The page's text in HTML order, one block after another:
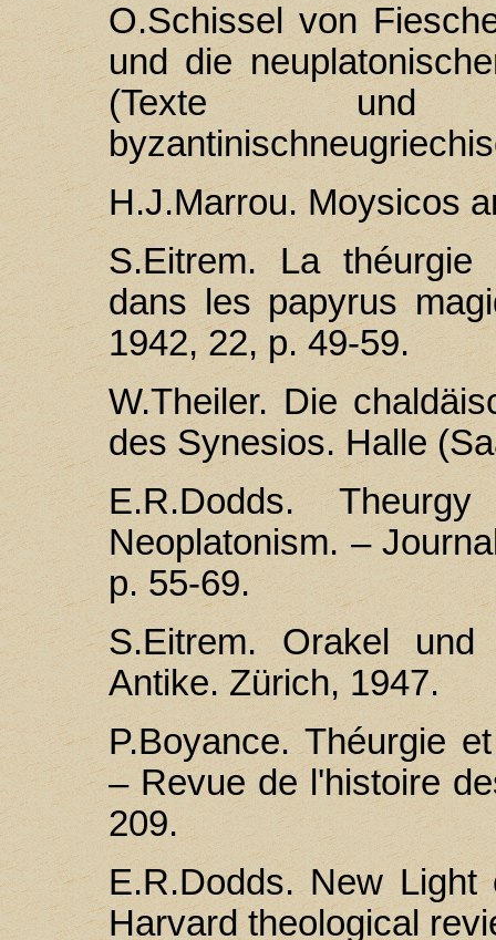
O.Schissel von
und die
(Texte und
H.J.Marrou. Moysicos
S.Eitrem. La
dans les papyrus
1942, 22, p. 49-59.
W.Theiler. Die
des Synesios. Halle
E.R.Dоdds.
Neoplatonism. –
p. 55-69.
S.Eitrem. Orakel
Antike. Zürich, 1947.
P.Boyance. Théurgie
– Revue de l'histoire
209.
E.R.Dodds. New
Harvard theological